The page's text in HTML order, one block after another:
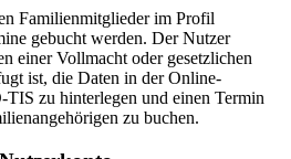
Familienmitglieder im Profil
gebucht werden. Der Nutzer
einer Vollmacht oder gesetzlichen
ist, die Daten in der Online-
zu hinterlegen und einen Termin
zu buchen.